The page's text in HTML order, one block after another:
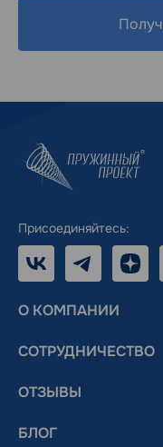
Присоединяйтесь:
Telegram
О КОМПАНИИ
СОТРУДНИЧЕСТВО
ОТЗЫВЫ
БЛОГ